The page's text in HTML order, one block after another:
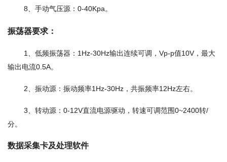
8、手动气压源：0-40Kpa。
振荡器要求：
1、低频振荡器：1Hz-30Hz输出连续可调，Vp-p值10V，最大
输出电流0.5A。
2、振动源：振动频率1Hz-30Hz，共振频率12Hz左右。
3、转动源：0-12V直流电源驱动，转速可调范围0~2400转/
分。
数据采集卡及处理软件